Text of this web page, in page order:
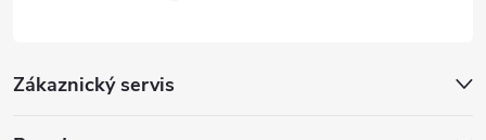
Zákaznický servis